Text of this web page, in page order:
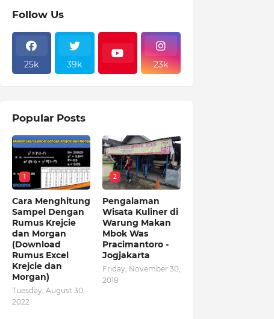
Follow Us
25k 39k 23k
Popular Posts
1
Cara Menghitung
Sampel Dengan
Rumus Krejcie
dan Morgan
(Download
Rumus Excel
Krejcie dan
Morgan)
Tuesday, August 30,
2022
2
Pengalaman
Wisata Kuliner di
Warung Makan
Mbok Was
Pracimantoro -
Jogjakarta
Friday, November 30,
2018